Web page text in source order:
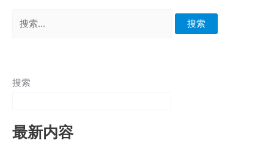
索：
搜索
最新内容